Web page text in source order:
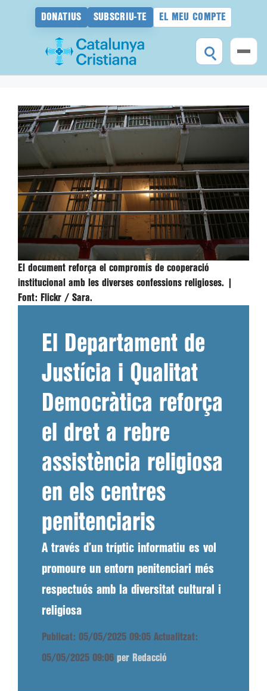
DONATIUS SUBSCRIU-TE EL MEU COMPTE
contingut
El document reforça el compromís de cooperació
institucional amb les diverses confessions religioses. |
Font: Flickr / Sara.
El Departament de
Justícia i Qualitat
Democràtica reforça
el dret a rebre
assistència religiosa
en els centres
penitenciaris
A través d’un tríptic informatiu es vol
promoure un entorn penitenciari més
respectuós amb la diversitat cultural i
religiosa
Publicat: 05/05/2025 09:05 Actualitzat:
05/05/2025 09:06 per Redacció